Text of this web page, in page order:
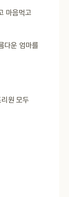
마음먹고
다운 엄마를
원 모두